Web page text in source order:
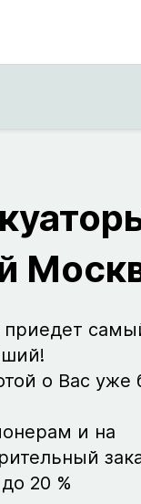
приедет
о Вас уже
и на
20 %